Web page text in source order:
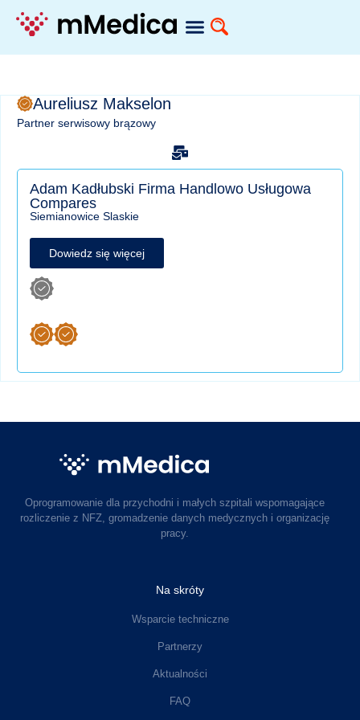
Aureliusz Makselon
Partner serwisowy brązowy
Adam Kadłubski Firma Handlowo Usługowa
Compares
Siemianowice Slaskie
Dowiedz się więcej
Oprogramowanie dla przychodni i małych szpitali wspomagające
rozliczenie z NFZ, gromadzenie danych medycznych i organizację
pracy.
Na skróty
Wsparcie techniczne
Partnerzy
Aktualności
FAQ